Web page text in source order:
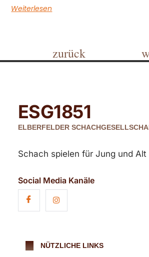
Weiterlesen
zurück
ESG1851
ELBERFELDER
Schach spielen für Jung und Alt
Social Media Kanäle
NÜTZLICHE LINKS